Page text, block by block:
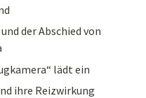
der Abschied von
lädt ein
ihre Reizwirkung